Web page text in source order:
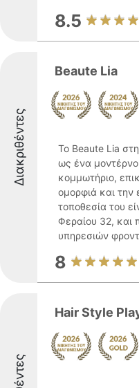
8.5
Διακριθέντες
Beaute Lia
Το Beaute Lia
ως ένα μοντέρνο
κομμωτήριο,
ομορφιά και την
τοποθεσία του
Φεραίου 32, και
υπηρεσιών
8
Hair Style